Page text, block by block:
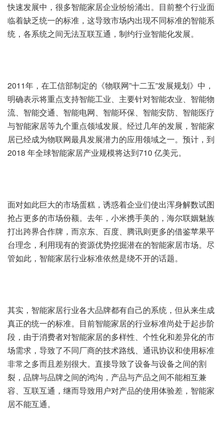
快速发展中，很多智能家居企业纷纷涌出。目前整个行业面
临着缺乏统一的标准，这导致市场内出现不同标准的智能系
统，各系统之间无法互联互通，制约行业智能化发展。
2011年，在工信部制定的《物联网”十二五”发展规划》中，
明确表示将重点支持智能工业、主要针对智能农业、智能物
流、智能交通、智能电网、智能环保、智能安防、智能医疗
与智能家居等九个重点领域发展。经过几年的发展，智能家
居已经成为物联网最具发展潜力的应用领域之一。预计，到
2018 年全球智能家居产业规模将达到710 亿美元。
面对如此巨大的市场蛋糕，诱惑着企业们使出浑身解数试图
抢占更多的市场份额。去年，小米携手美的，海尔联姻魅族
打出跨界合作牌，而京东、百度、腾讯则更多的借鉴苹果平
台理念，利用现有的资源优势挖掘潜在的智能家居市场。尽
管如此，智能家居行业标准依然是绕不开的话题。
其实，智能家居行业各大品牌都有自己的系统，但从来生成
真正的统一的标准。目前智能家居的行业标准尚处于起步阶
段，由于消费者对智能家居的多样性、个性化和差异化的市
场需求，导致了不同厂商的技术路线、通讯协议和使用标准
非常之多而且差别很大。直接导致了设备与设备之间的割
裂，品牌与品牌之间的鸿沟，产品与产品之间不能相互兼
容、互联互通，继而导致用户对产品的使用体验差，智能家
居不能互通。